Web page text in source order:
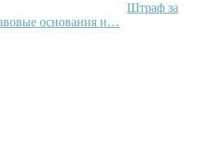
Штраф за
основания и…